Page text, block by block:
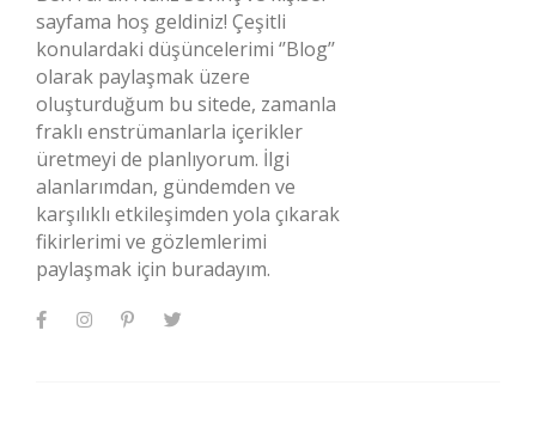
sayfama hoş geldiniz! Çeşitli
konulardaki düşüncelerimi ‘’Blog’’
olarak paylaşmak üzere
oluşturduğum bu sitede, zamanla
fraklı enstrümanlarla içerikler
üretmeyi de planlıyorum. İlgi
alanlarımdan, gündemden ve
karşılıklı etkileşimden yola çıkarak
fikirlerimi ve gözlemlerimi
paylaşmak için buradayım.